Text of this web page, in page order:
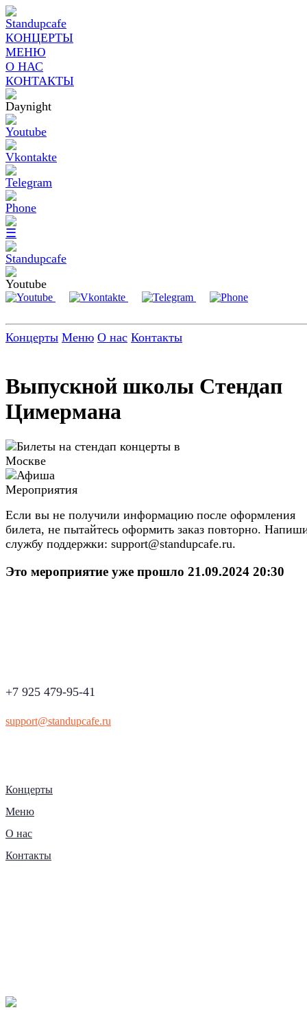
КОНЦЕРТЫ
МЕНЮ
О НАС
КОНТАКТЫ
Концерты Меню О нас Контакты
Выпускной школы Стендап
Цимермана
Если вы не получили информацию после оформления
билета, не пытайтесь оформить заказ повторно.
службу поддержки: support@standupcafe.ru.
Это мероприятие уже прошло 21.09.2024 20:30
+7 925 479-95-41
support@standupcafe.ru
Концерты
Меню
О нас
Контакты